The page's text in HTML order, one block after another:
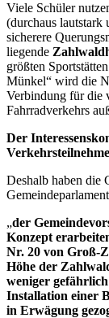
Viele Schüler
(durchaus lautstark
sicherere
liegende
größten
Münkel“ wird die
Verbindung für die
Fahrradverkehrs
Der
Deshalb haben die
„der
Konzept
Nr. 20 von Groß-
Höhe der
weniger
Installation einer
in Erwägung